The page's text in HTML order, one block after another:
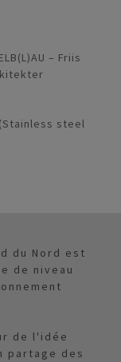
– Friis
steel
du Nord est
de niveau
de l'idée
partage des